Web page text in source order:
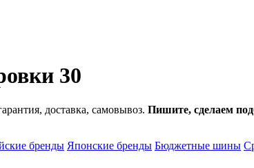
30
доставка, самовывоз. Пишите, сделаем
бренды Японские бренды Бюджетные шины